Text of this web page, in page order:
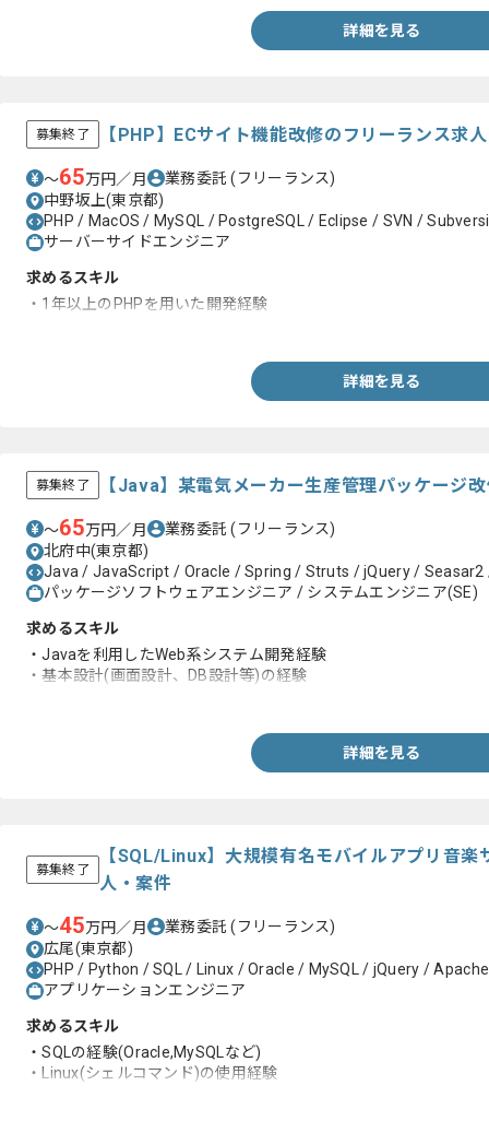
詳細を見る
募集終了 【PHP】ECサイト機能改修のフリーランス求
〜65万円／月 業務委託(フリーランス)
中野坂上(東京都)
PHP / MacOS / MySQL / PostgreSQL / Eclipse / SVN /
サーバーサイドエンジニア
求めるスキル
・1年以上のPHPを用いた開発経験
詳細を見る
募集終了 【Java】某電気メーカー生産管理パッケージ
〜65万円／月 業務委託(フリーランス)
北府中(東京都)
Java / JavaScript / Oracle / Spring / Struts / jQuery / Seasar2
パッケージソフトウェアエンジニア / システムエンジニア(SE)
求めるスキル
・Javaを利用したWeb系システム開発経験
・基本設計(画面設計、DB設計等)の経験
詳細を見る
募集終了
【SQL/Linux】大規模有名モバイルアプリ音楽
人・案件
〜45万円／月 業務委託(フリーランス)
広尾(東京都)
PHP / Python / SQL / Linux / Oracle / MySQL / jQuery /
アプリケーションエンジニア
求めるスキル
・SQLの経験(Oracle,MySQLなど)
・Linux(シェルコマンド)の使用経験